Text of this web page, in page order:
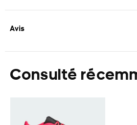
Avis
Consulté